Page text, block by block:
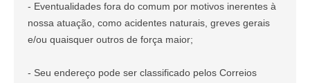
- Eventualidades fora do comum por motivos inerentes à
nossa atuação, como acidentes naturais, greves gerais
e/ou quaisquer outros de força maior;
- Seu endereço pode ser classificado pelos Correios